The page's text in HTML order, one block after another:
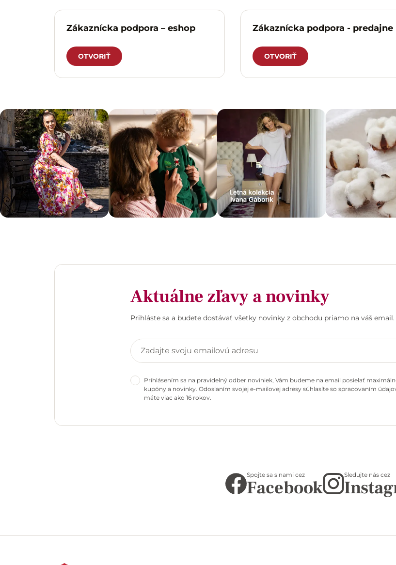
Zákaznícka podpora – eshop
OTVORIŤ
Zákaznícka podpora - predajne
OTVORIŤ
Aktuálne zľavy a novinky
Prihláste sa a budete dostávať všetky novinky z obchodu priamo na váš email.
Prihlásením sa na pravidelný odber noviniek, Vám budeme na email posielať
kupóny a novinky. Odoslaním svojej e-mailovej adresy súhlasíte so spracovaním
máte viac ako 16 rokov.
Spojte sa s nami cez
Facebook
Sledujte nás cez